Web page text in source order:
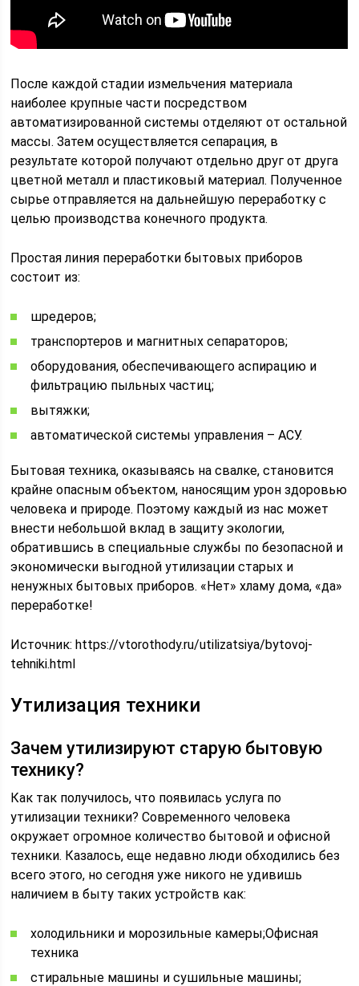
После каждой стадии измельчения материала
наиболее крупные части посредством
автоматизированной системы отделяют от остальной
массы. Затем осуществляется сепарация, в
результате которой получают отдельно друг от друга
цветной металл и пластиковый материал. Полученное
сырье отправляется на дальнейшую переработку с
целью производства конечного продукта.
Простая линия переработки бытовых приборов
состоит из:
шредеров;
транспортеров и магнитных сепараторов;
оборудования, обеспечивающего аспирацию и
фильтрацию пыльных частиц;
вытяжки;
автоматической системы управления – АСУ.
Бытовая техника, оказываясь на свалке, становится
крайне опасным объектом, наносящим урон здоровью
человека и природе. Поэтому каждый из нас может
внести небольшой вклад в защиту экологии,
обратившись в специальные службы по безопасной и
экономически выгодной утилизации старых и
ненужных бытовых приборов. «Нет» хламу дома, «да»
переработке!
Источник:https://vtorothody.ru/utilizatsiya/bytovoj-
tehniki.html
Утилизация техники
Зачем утилизируют старую бытовую
технику?
Как так получилось, что появилась услуга по
утилизации техники? Современного человека
окружает огромное количество бытовой и офисной
техники. Казалось, еще недавно люди обходились без
всего этого, но сегодня уже никого не удивишь
наличием в быту таких устройств как:
холодильники и морозильные камеры;Офисная
техника
стиральные машины и сушильные машины;